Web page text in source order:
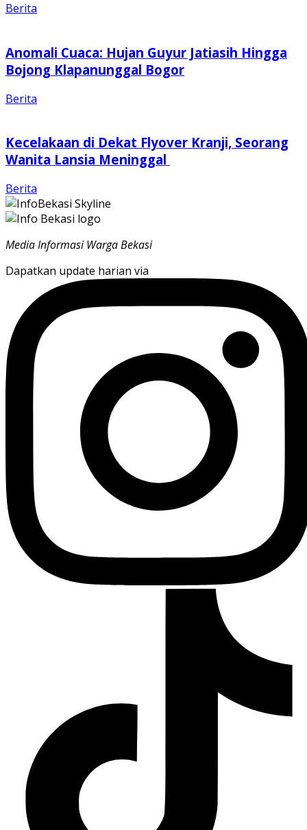
Berita
Anomali Cuaca: Hujan Guyur Jatiasih Hingga
Bojong Klapanunggal Bogor
Berita
Kecelakaan di Dekat Flyover Kranji, Seorang
Wanita Lansia Meninggal
Berita
Media Informasi Warga Bekasi
Dapatkan update harian via